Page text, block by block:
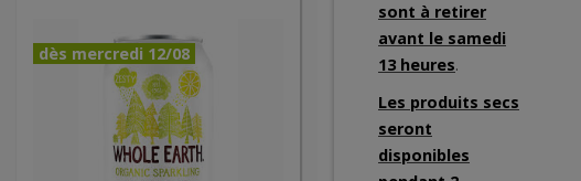
dès mercredi 12/08
sont à retirer
avant le samedi
13 heures.
Les produits secs
seront
disponibles